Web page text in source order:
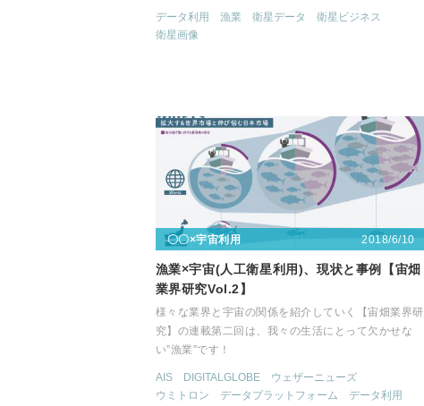
データ利用 漁業 衛星データ
衛星ビジネス
衛星画像
〇〇×宇宙利用 2018/6/10
漁業×宇宙(人工衛星利用)、現状と事例【宙畑
業界研究Vol.2】
様々な業界と宇宙の関係を紹介していく【宙畑業界研
究】の連載第二回は、我々の生活にとって欠かせな
い”漁業”です！
AIS DIGITALGLOBE
ウェザーニューズ
ウミトロン
データプラットフォーム
データ利用